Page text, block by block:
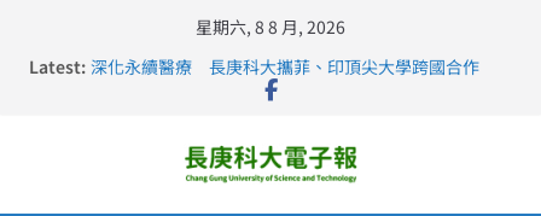
星期六, 8 8 月, 2026
Latest: 深化永續醫療 長庚科大攜菲、印頂尖大學跨國合作
長庚科大訪凱瑟醫療集團、美容學校收穫豐
仁德醫專與長庚科大締結策略聯盟 培育護理尖兵
長庚科大連四年穩居《遠見》醫學大學第5名 辦學實力再